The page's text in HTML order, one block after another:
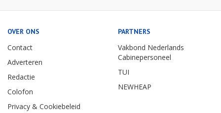
OVER ONS
Contact
Adverteren
Redactie
Colofon
Privacy & Cookiebeleid
PARTNERS
Vakbond Nederlands
Cabinepersoneel
TUI
NEWHEAP